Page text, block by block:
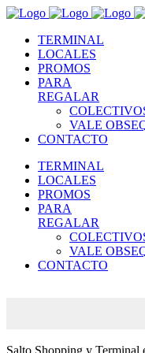
TERMINAL
LOCALES
PROMOS
PARA
REGALAR
VALE
CONTACTO
TERMINAL
LOCALES
PROMOS
PARA
REGALAR
VALE
CONTACTO
Salto Shopping y Terminal